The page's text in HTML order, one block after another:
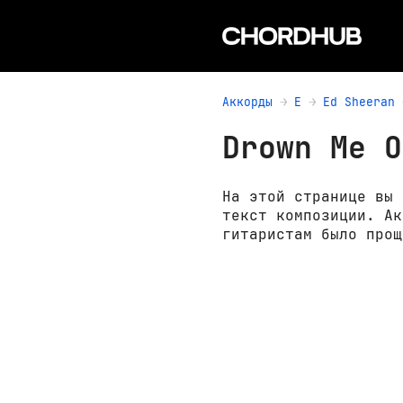
Аккорды E Ed Sheeran
Drown Me
На этой странице вы
текст композиции.
гитаристам было